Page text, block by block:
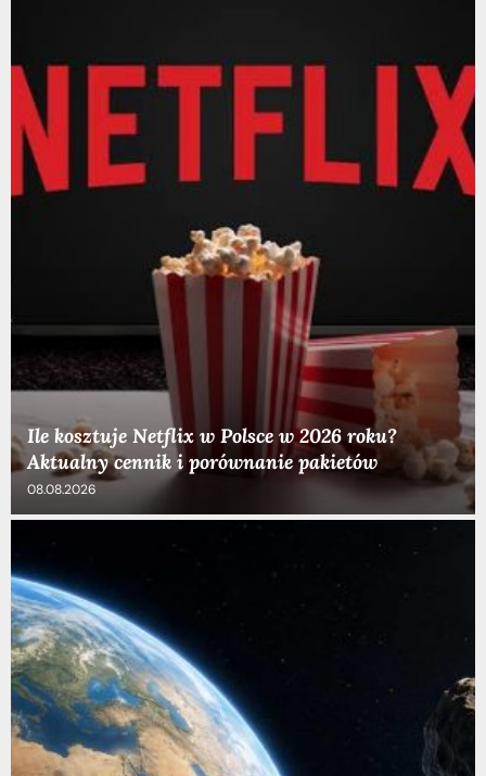
Ile kosztuje Netflix w Polsce w 2026 roku?
Aktualny cennik i porównanie pakietów
08.08.2026